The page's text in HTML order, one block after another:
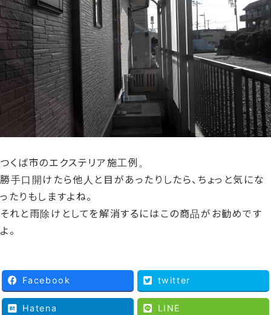
つくば市のエクステリア施工例。
勝手口開けたら他人と目があったりしたら、ちょっと気にな
ったりもしますよね。
それと雨除けとしてを解消するにはこの商品がお勧めです
よ。
Facebook twitter
Hatena LINE